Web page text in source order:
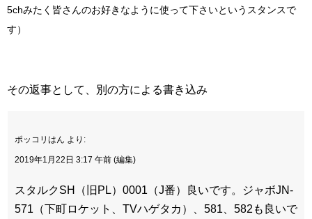
5chみたく皆さんのお好きなように使って下さいというスタンスで
す）
その返事として、別の方による書き込み
ポッコリはん より:
2019年1月22日 3:17 午前 (編集)
スタルクSH（旧PL）0001（J番）良いです。ジャボJN-
571（下町ロケット、TVハゲタカ）、581、582も良いで